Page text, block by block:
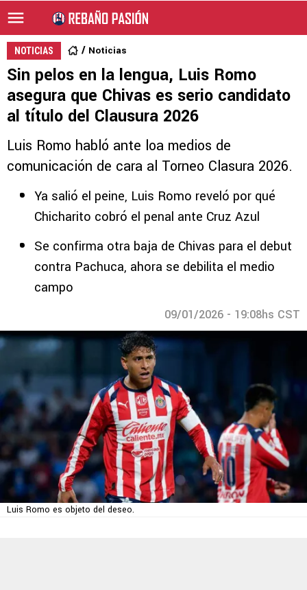
NOTICIAS Noticias
Sin pelos en la lengua, Luis Romo
asegura que Chivas es serio candidato
al título del Clausura 2026
Luis Romo habló ante loa medios de
comunicación de cara al Torneo Clasura 2026.
Ya salió el peine, Luis Romo reveló por qué
Chicharito cobró el penal ante Cruz Azul
Se confirma otra baja de Chivas para el debut
contra Pachuca, ahora se debilita el medio
campo
09/01/2026 - 19:08hs CST
Luis Romo es objeto del deseo.